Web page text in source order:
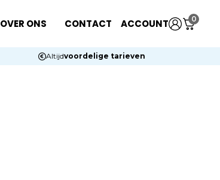
OVER ONS CONTACT ACCOUNT 0
Altijdvoordelige tarieven